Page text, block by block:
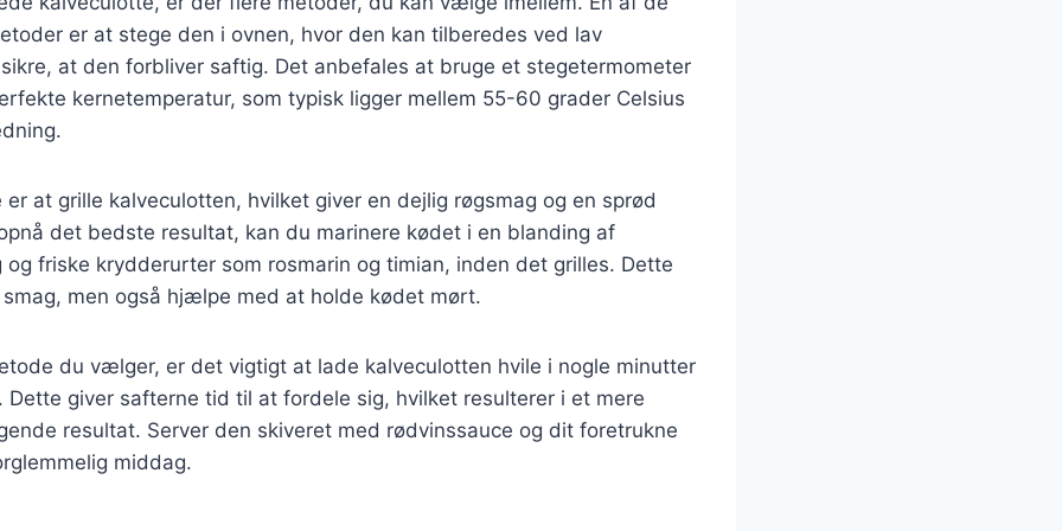
er at stege den i ovnen, hvor den kan tilberedes ved lav
at den forbliver saftig. Det anbefales at bruge et stegetermometer
kernetemperatur, som typisk ligger mellem 55-60 grader Celsius
er at grille kalveculotten, hvilket giver en dejlig røgsmag og en sprød
det bedste resultat, kan du marinere kødet i en blanding af
og friske krydderurter som rosmarin og timian, inden det grilles. Dette
men også hjælpe med at holde kødet mørt.
du vælger, er det vigtigt at lade kalveculotten hvile i nogle minutter
giver safterne tid til at fordele sig, hvilket resulterer i et mere
resultat. Server den skiveret med rødvinssauce og dit foretrukne
middag.